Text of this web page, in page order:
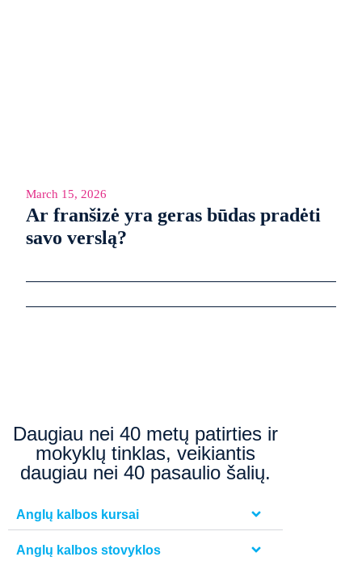
March 15, 2026
Ar franšizė yra geras būdas pradėti
savo verslą?
Daugiau nei 40 metų patirties ir
mokyklų tinklas, veikiantis
daugiau nei 40 pasaulio šalių.
Anglų kalbos kursai
Anglų kalbos stovyklos